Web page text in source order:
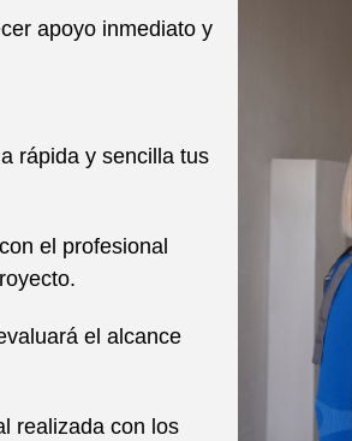
apoyo inmediato y
rápida y sencilla tus
el profesional
el alcance
realizada con los